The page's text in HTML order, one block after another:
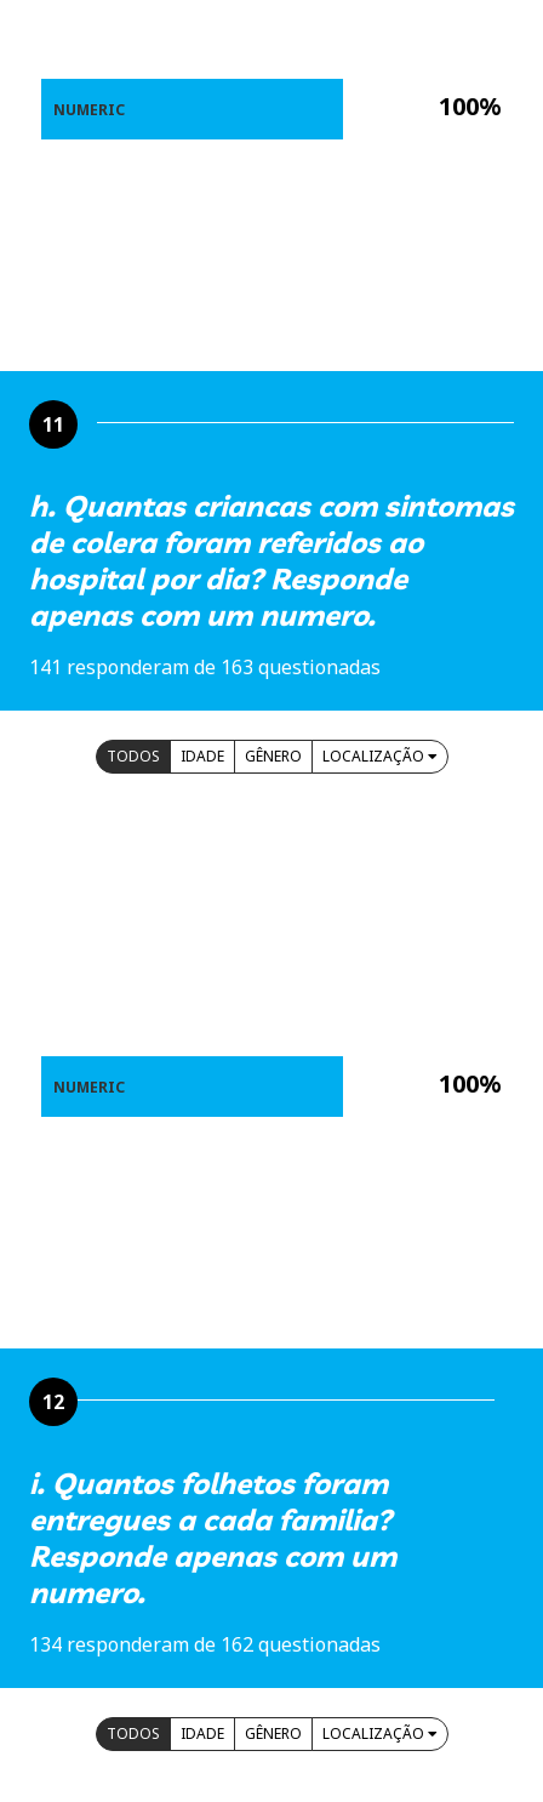
100%
NUMERIC
11
h. Quantas criancas com sintomas
de colera foram referidos ao
hospital por dia? Responde
apenas com um numero.
141 responderam de 163 questionadas
TODOS IDADE GÊNERO LOCALIZAÇÃO
100%
NUMERIC
12
i. Quantos folhetos foram
entregues a cada familia?
Responde apenas com um
numero.
134 responderam de 162 questionadas
TODOS IDADE GÊNERO LOCALIZAÇÃO